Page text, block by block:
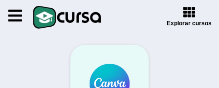
Explorar cursos